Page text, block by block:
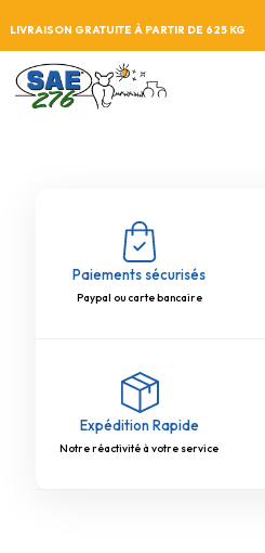
LIVRAISON GRATUITE À PARTIR DE 625 KG
Paiements sécurisés
Paypal ou carte bancaire
Expédition Rapide
Notre réactivité à votre service